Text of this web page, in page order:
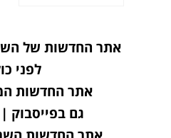
אתר החדשות של
לפני
אתר החדשות
גם בפייסבוק |